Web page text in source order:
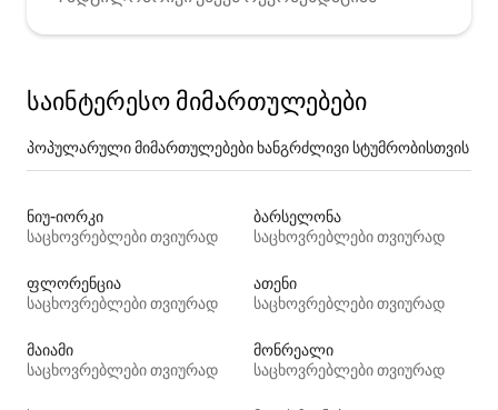
საინტერესო მიმართულებები
პოპულარული მიმართულებები ხანგრძლივი სტუმრობისთვის
ნიუ-იორკი
საცხოვრებლები თვიურად
ბარსელონა
საცხოვრებლები თვიურად
ფლორენცია
საცხოვრებლები თვიურად
ათენი
საცხოვრებლები თვიურად
მაიამი
საცხოვრებლები თვიურად
მონრეალი
საცხოვრებლები თვიურად